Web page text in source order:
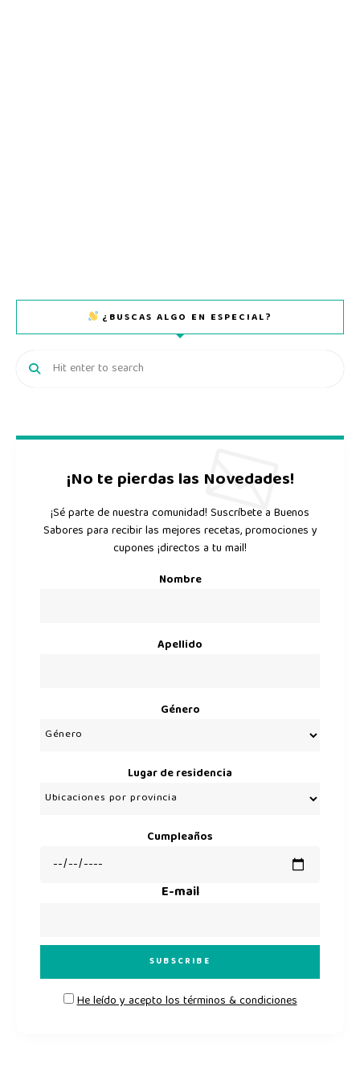
¿BUSCAS ALGO EN ESPECIAL?
¡No te pierdas las Novedades!
¡Sé parte de nuestra comunidad! Suscríbete a Buenos
Sabores para recibir las mejores recetas, promociones y
cupones ¡directos a tu mail!
Nombre
Apellido
Género
Lugar de residencia
Cumpleaños
E-mail
He leído y acepto los términos & condiciones